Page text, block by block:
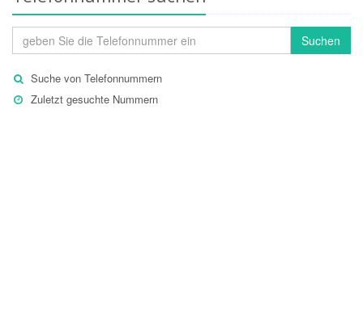
Suchen
Suche von Telefonnummern
Zuletzt gesuchte Nummern